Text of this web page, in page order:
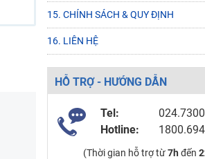
15. CHÍNH SÁCH & QUY ĐỊNH
16. LIÊN HỆ
HỖ TRỢ - HƯỚNG DẪN
Tel:
Hotline:
(Thời gian hỗ trợ từ7h đến